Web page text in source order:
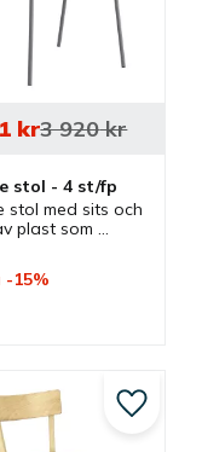
stol - 4 st/fp
stol med sits och
plast som
mötesstol
kr3 920kr
15%
Lägg